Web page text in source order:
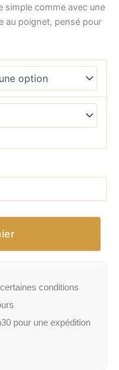
simple comme avec une
au poignet, pensé pour
conditions
pour une expédition